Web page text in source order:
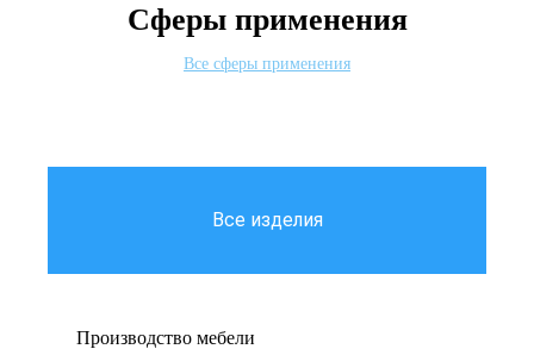
Сферы применения
Все сферы применения
Все изделия
Производство мебели